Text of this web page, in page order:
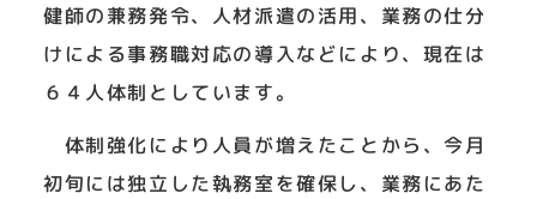
健師の兼務発令、人材派遣の活用、業務の仕分
けによる事務職対応の導入などにより、現在は
６４人体制としています。
体制強化により人員が増えたことから、今月
初旬には独立した執務室を確保し、業務にあた